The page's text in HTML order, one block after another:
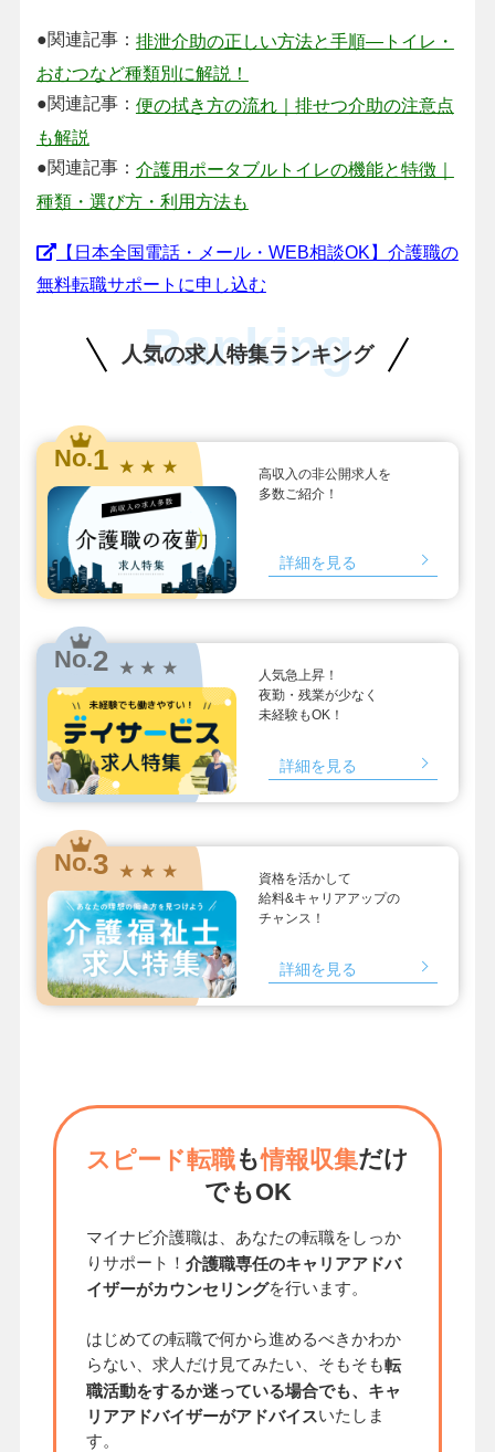
●関連記事： 排泄介助の正しい方法と手順―トイレ・
おむつなど種類別に解説！
●関連記事： 便の拭き方の流れ｜排せつ介助の注意点
も解説
●関連記事： 介護用ポータブルトイレの機能と特徴｜
種類・選び方・利用方法も
【日本全国電話・メール・WEB相談OK】介護職の
無料転職サポートに申し込む
人気の求人特集ランキング
Ranking
No.1 ★ ★ ★
高収入の非公開求人を
多数ご紹介！
詳細を見る
No.2 ★ ★ ★
人気急上昇！
夜勤・残業が少なく
未経験もOK！
詳細を見る
No.3 ★ ★ ★
資格を活かして
給料&キャリアアップの
チャンス！
詳細を見る
スピード転職も情報収集だけ
でもOK
マイナビ介護職は、あなたの転職をしっか
りサポート！ 介護職専任のキャリアアドバ
イザーがカウンセリングを行います。
はじめての転職で何から進めるべきかわか
らない、求人だけ見てみたい、そもそも転
職活動をするか迷っている場合でも、キャ
リアアドバイザーがアドバイスいたしま
す。